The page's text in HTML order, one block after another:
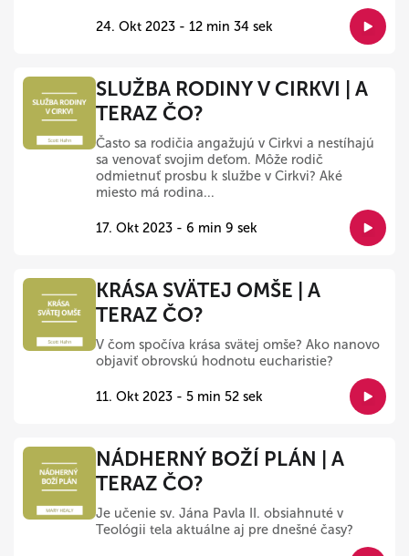
24. Okt 2023 - 12 min 34 sek
SLUŽBA RODINY V CIRKVI | A
TERAZ ČO?
Často sa rodičia angažujú v Cirkvi a nestíhajú
sa venovať svojim deťom. Môže rodič
odmietnuť prosbu k službe v Cirkvi? Aké
miesto má rodina...
17. Okt 2023 - 6 min 9 sek
KRÁSA SVÄTEJ OMŠE | A
TERAZ ČO?
V čom spočíva krása svätej omše? Ako nanovo
objaviť obrovskú hodnotu eucharistie?
11. Okt 2023 - 5 min 52 sek
NÁDHERNÝ BOŽÍ PLÁN | A
TERAZ ČO?
Je učenie sv. Jána Pavla II. obsiahnuté v
Teológii tela aktuálne aj pre dnešné časy?